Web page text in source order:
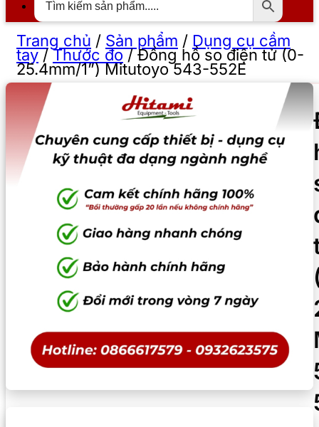
Trang chủ / Sản phẩm / Dụng cụ cầm
tay/Thước đo/Đồng hồ so điện tử (0-
25.4mm/1”) Mitutoyo 543-552E